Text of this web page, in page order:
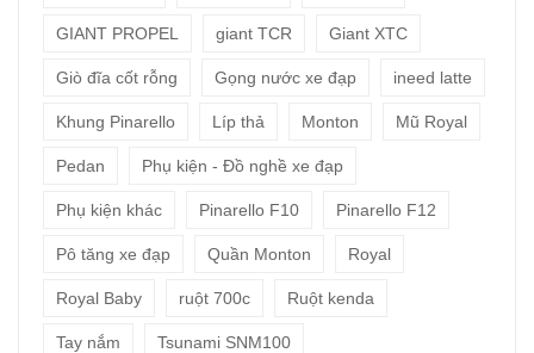
GIANT PROPEL giant TCR Giant XTC
Giò đĩa cốt rỗng Gọng nước xe đạp ineed latte
Khung Pinarello Líp thả Monton Mũ Royal
Pedan Phụ kiện - Đồ nghề xe đạp
Phụ kiện khác Pinarello F10 Pinarello F12
Pô tăng xe đạp Quần Monton Royal
Royal Baby ruột 700c Ruột kenda
Tay nắm Tsunami SNM100